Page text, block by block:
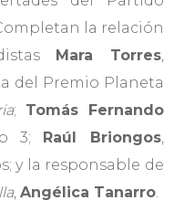
la relación
Mara Torres,
del Premio Planeta
; Tomás Fernando
3; Raúl Briongos,
y la responsable de
,Angélica Tanarro.